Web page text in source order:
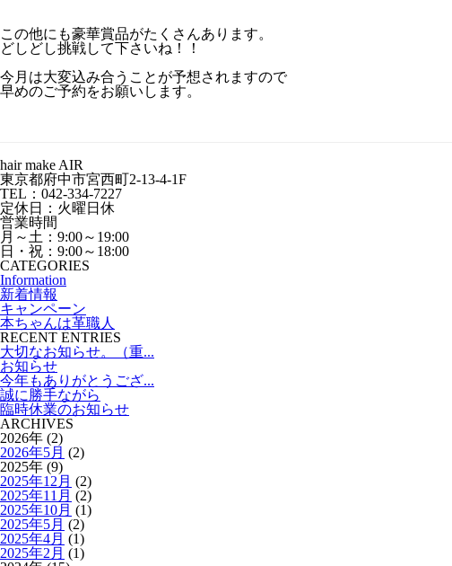
この他にも豪華賞品がたくさんあります。
どしどし挑戦して下さいね！！
今月は大変込み合うことが予想されますので
早めのご予約をお願いします。
hair make AIR
東京都府中市宮西町2-13-4-1F
TEL：042-334-7227
定休日：火曜日休
営業時間
月～土：9:00～19:00
日・祝：9:00～18:00
CATEGORIES
Information
新着情報
キャンペーン
本ちゃんは革職人
RECENT ENTRIES
大切なお知らせ。（重...
お知らせ
今年もありがとうござ...
誠に勝手ながら
臨時休業のお知らせ
ARCHIVES
2026年 (2)
2026年5月 (2)
2025年 (9)
2025年12月 (2)
2025年11月 (2)
2025年10月 (1)
2025年5月 (2)
2025年4月 (1)
2025年2月 (1)